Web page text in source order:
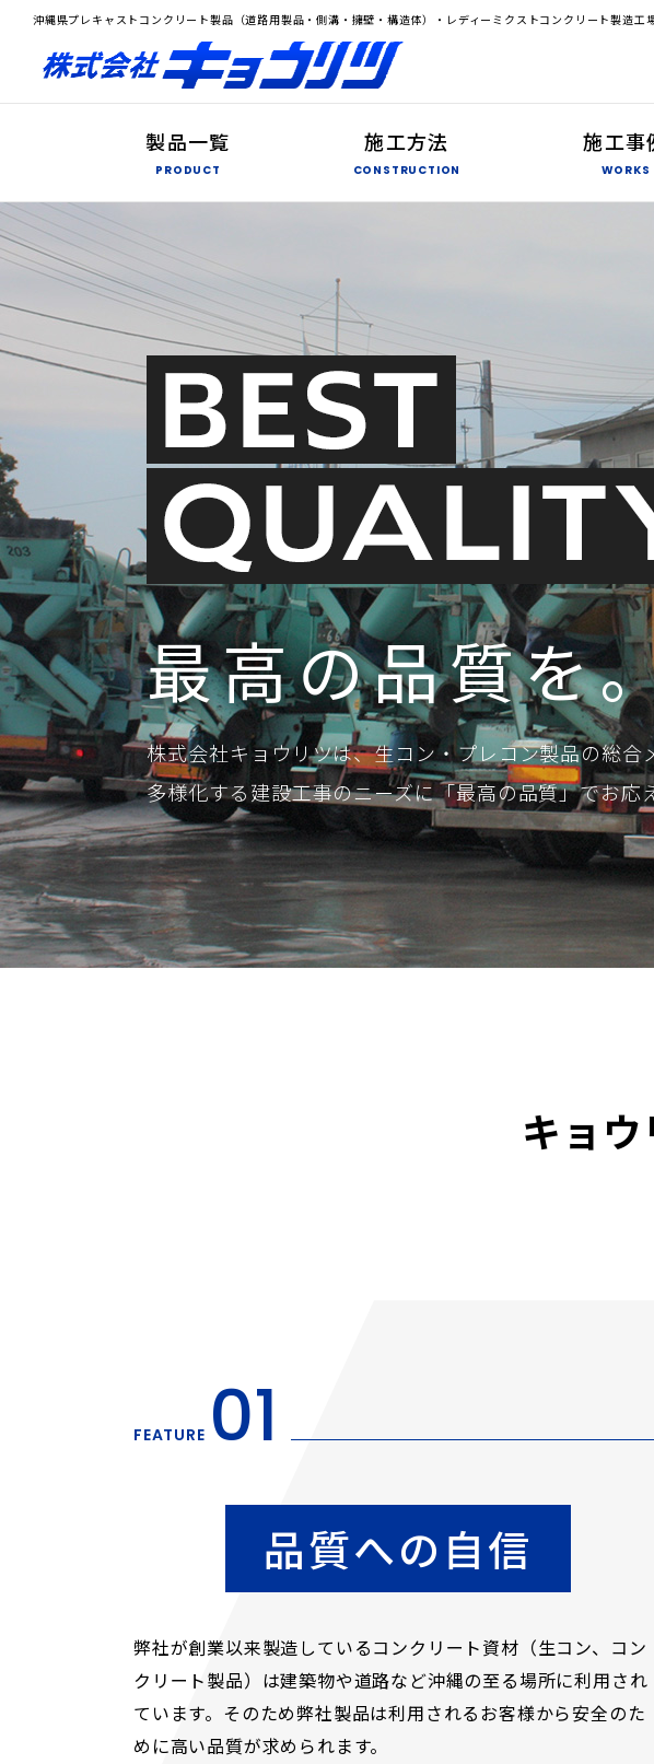
沖縄県プレキャストコンクリート製品（道路用製品・側溝・擁壁・構造体）・レディーミクストコンクリート製造工
製品一覧
PRODUCT
施工方法
CONSTRUCTION
施工事
WORKS
最高の品質を
株式会社キョウリツは、生コン・プレコン製品の総合
多様化する建設工事のニーズに「最高の品質」でお応
キョ
FEATURE 01
品質への自信
弊社が創業以来製造しているコンクリート資材（生コン、コン
クリート製品）は建築物や道路など沖縄の至る場所に利用され
ています。そのため弊社製品は利用されるお客様から安全のた
めに高い品質が求められます。